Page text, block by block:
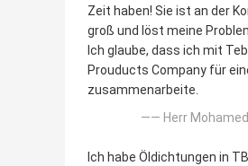
Zeit haben! Sie ist an der
groß und löst meine
Ich glaube, dass ich mit
Prouducts Company für
zusammenarbeite.
—— Herr
Ich habe Öldichtungen in